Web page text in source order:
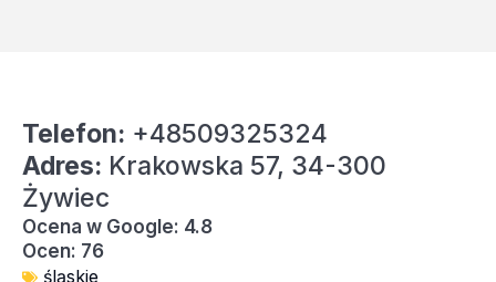
Telefon: +48509325324
Adres: Krakowska 57, 34-300
Żywiec
Ocena w Google: 4.8
Ocen: 76
śląskie